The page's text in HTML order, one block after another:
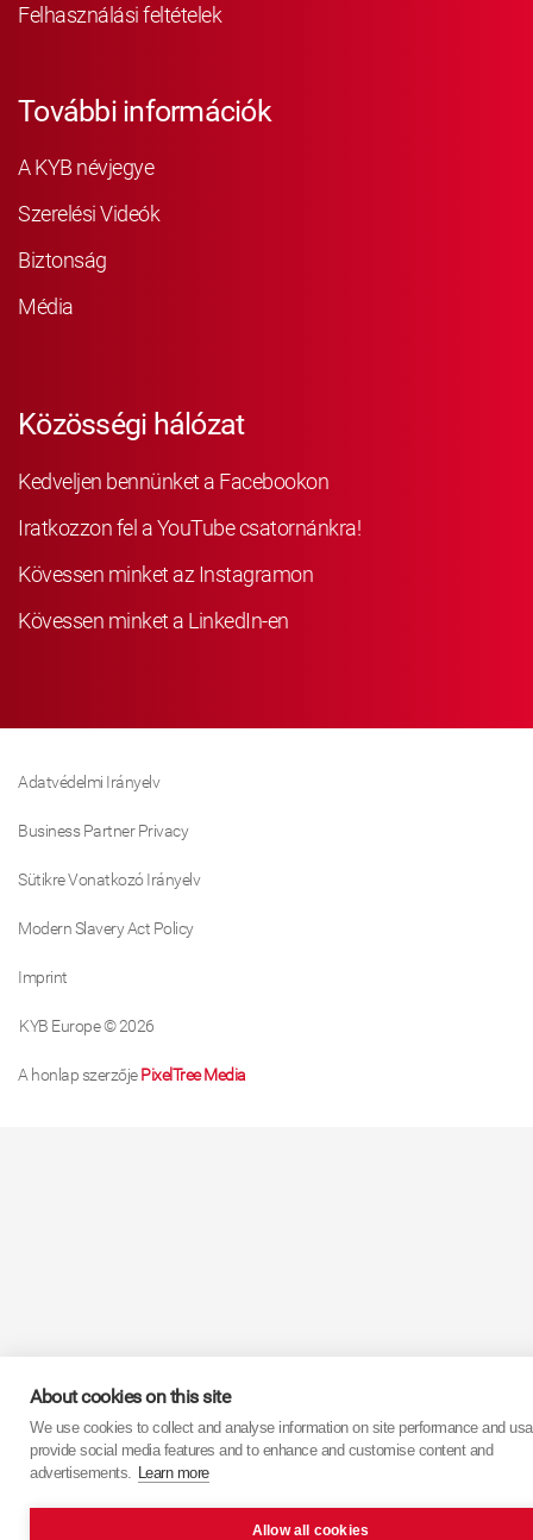
Felhasználási feltételek
További információk
A KYB névjegye
Szerelési Videók
Biztonság
Média
Közösségi hálózat
Kedveljen bennünket a Facebookon
Iratkozzon fel a YouTube csatornánkra!
Kövessen minket az Instagramon
Kövessen minket a LinkedIn-en
Adatvédelmi Irányelv
Business Partner Privacy
Sütikre Vonatkozó Irányelv
Modern Slavery Act Policy
Imprint
KYB Europe © 2026
A honlap szerzőjePixelTree Media
About cookies on this site
We use cookies to collect and analyse information on site performance and
provide social media features and to enhance and customise content and
advertisements. Learn more
Allow all cookies